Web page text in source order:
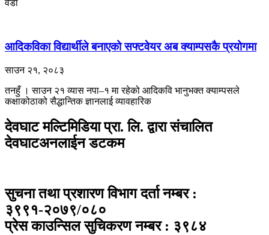
वडा
आदिकविका विद्यार्थीले बनाएको सफ्टवेयर अब क्याम्पसकै प्रयोगमा
साउन २१, २०८३
तनहुँ । साउन २१ ​व्यास नपा–१ मा रहेको आदिकवि भानुभक्त क्याम्पसले
कक्षाकोठाको सैद्धान्तिक ज्ञानलाई व्यावहारिक
देवघाट मल्टिमिडिया प्रा. लि. द्वारा संचालित
देवघाटअनलाईन डटकम
सुचना तथा प्रशारण विभाग दर्ता नम्बर :
३९९१-२०७९/०८०
प्रेस काउन्सिल सुचिकरण नम्बर : ३९८४